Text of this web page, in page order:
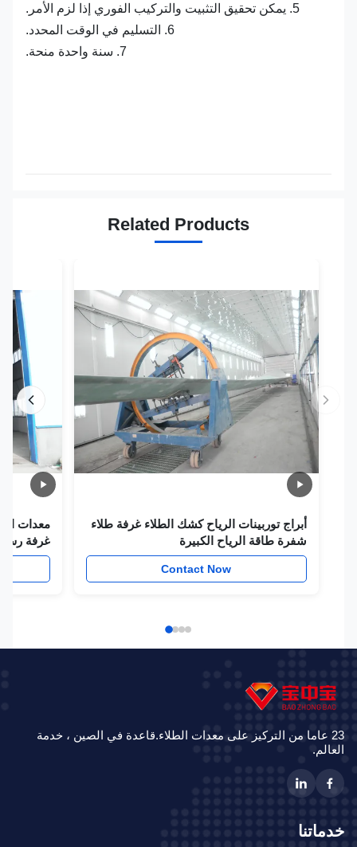
Related Products
أبراج توربينات الرياح كشك الطلاء غرفة طلاء
شفرة طاقة الرياح الكبيرة
Contact Now
معدات الطلاء
غرفة رش
23 عاما من التركيز على معدات الطلاء.قاعدة في الصين ، خدمة